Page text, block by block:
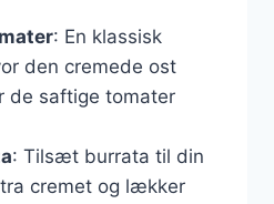
: En klassisk
den cremede ost
de saftige tomater
: Tilsæt burrata til din
cremet og lækker